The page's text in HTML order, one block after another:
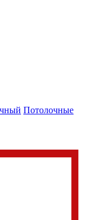
Потолочные